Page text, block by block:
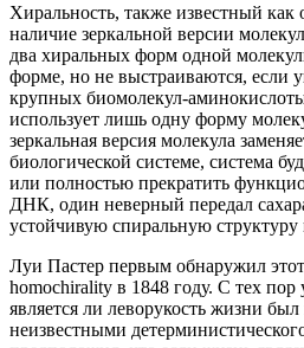
Хиральность, также известный как
наличие зеркальной версии
два хиральных форм одной
форме, но не выстраиваются, если
крупных биомолекул-
использует лишь одну форму
зеркальная версия молекула
биологической системе, система
или полностью прекратить
ДНК, один неверный передал
устойчивую спиральную структуру
Луи Пастер первым обнаружил
homochirality в 1848 году. С тех пор
является ли леворукость жизни
неизвестными